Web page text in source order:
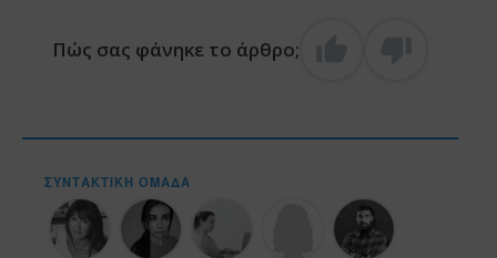
Πώς σας φάνηκε το άρθρο;
ΣΥΝΤΑΚΤΙΚΉ ΟΜΆΔΑ